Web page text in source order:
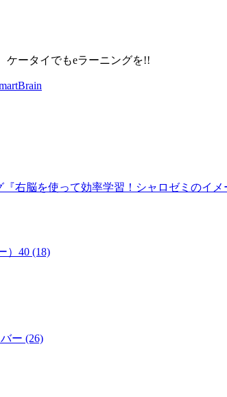
ケータイでもeラーニングを!!
『右脳を使って効率学習！シャロゼミのイ
）40 (18)
ー (26)